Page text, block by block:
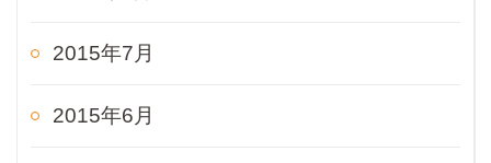
2015年7月
2015年6月